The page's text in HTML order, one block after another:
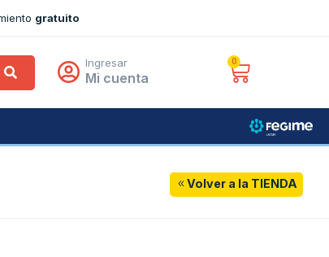
gratuito
Ingresar
Mi cuenta
0
Volver a la TIENDA